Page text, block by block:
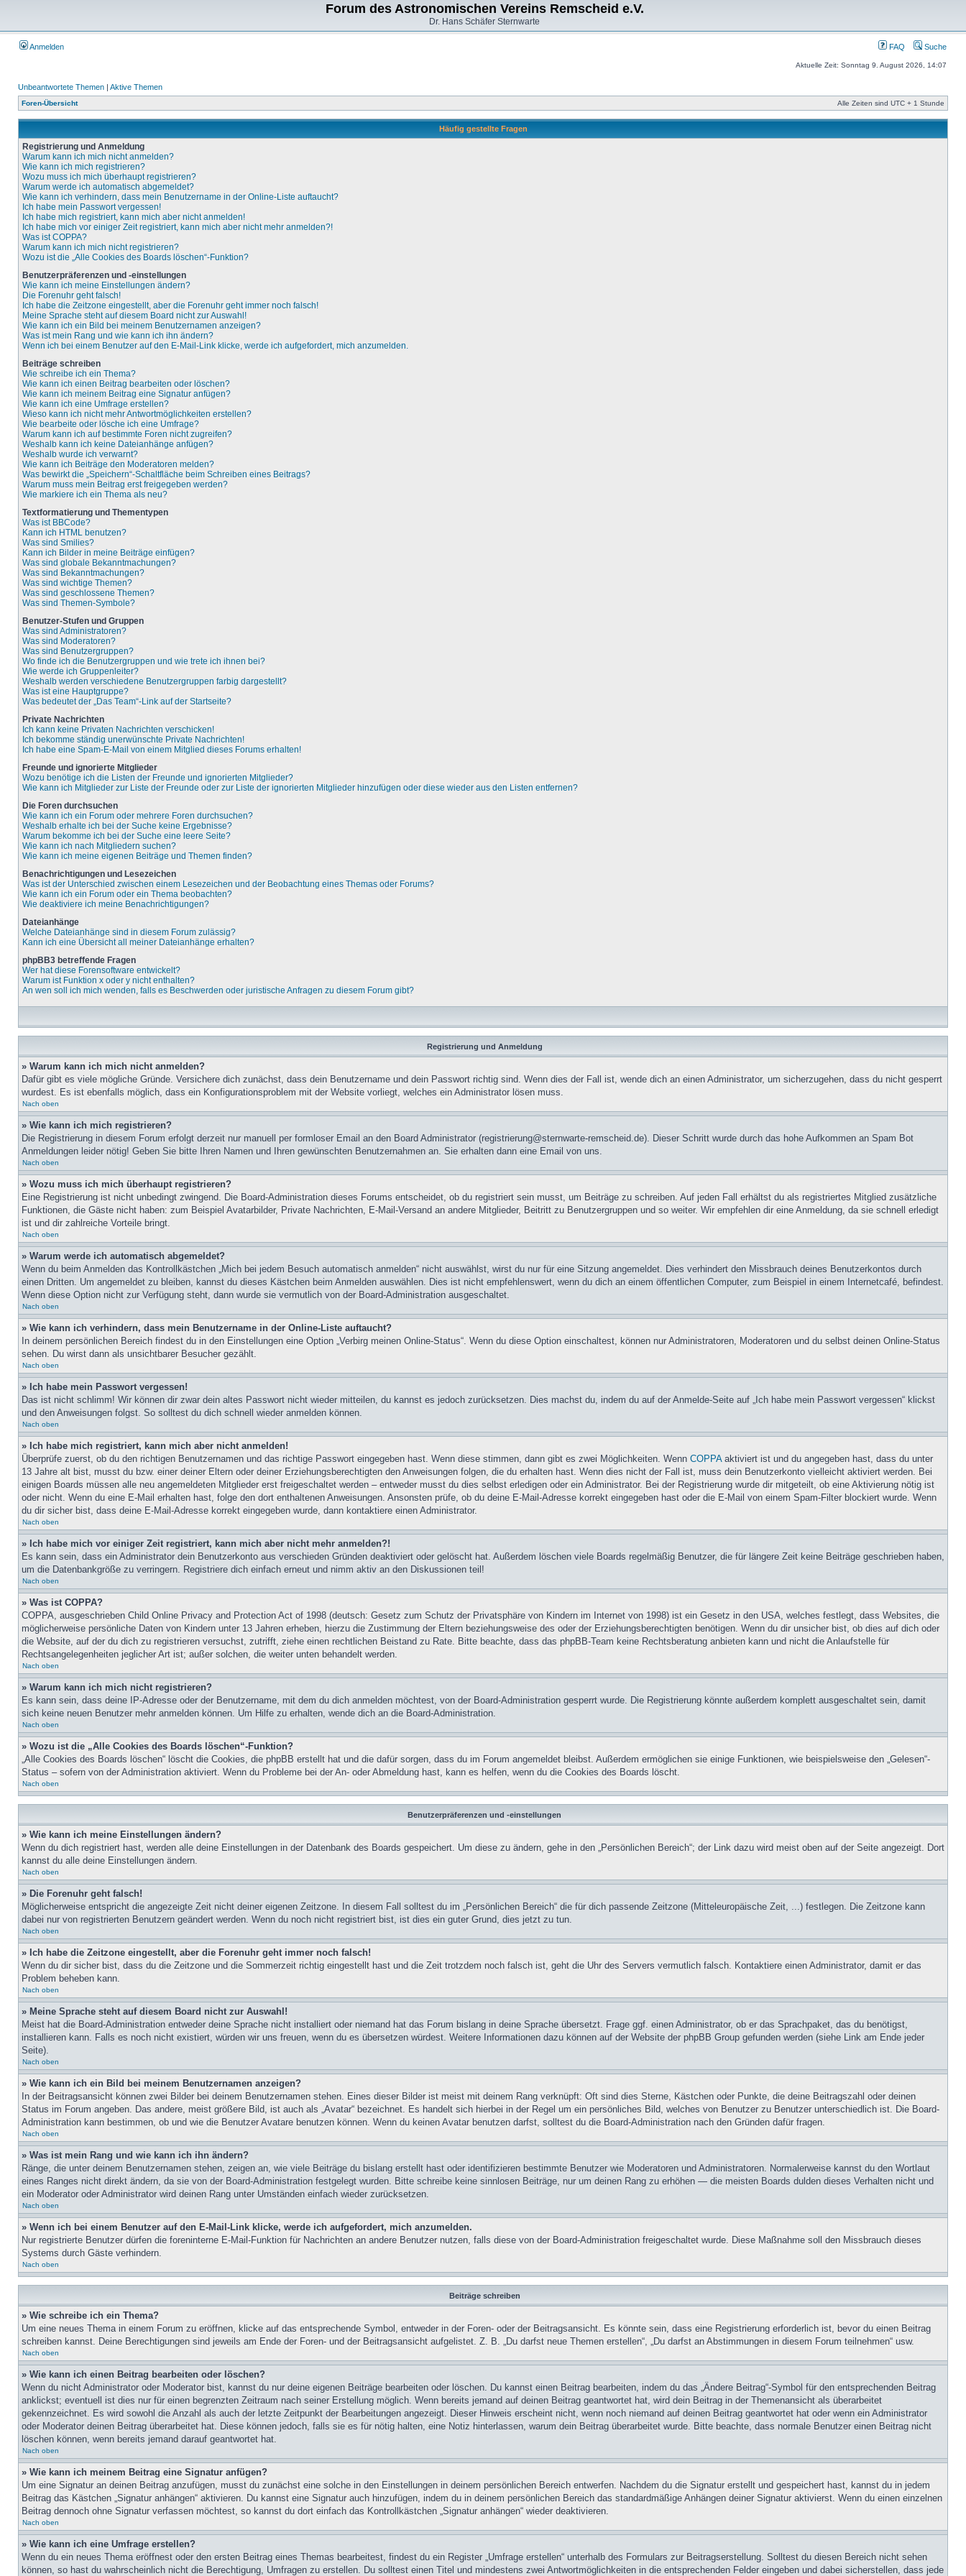
Forum des Astronomischen Vereins Remscheid e.V.
Dr. Hans Schäfer Sternwarte
Anmelden FAQ Suche
Aktuelle Zeit: Sonntag 9. August 2026, 14:07
Unbeantwortete Themen | Aktive Themen
Foren-Übersicht Alle Zeiten sind UTC + 1 Stunde
Häufig gestellte Fragen
Registrierung und Anmeldung
Warum kann ich mich nicht anmelden?
Wie kann ich mich registrieren?
Wozu muss ich mich überhaupt registrieren?
Warum werde ich automatisch abgemeldet?
Wie kann ich verhindern, dass mein Benutzername in der Online-Liste auftaucht?
Ich habe mein Passwort vergessen!
Ich habe mich registriert, kann mich aber nicht anmelden!
Ich habe mich vor einiger Zeit registriert, kann mich aber nicht mehr anmelden?!
Was ist COPPA?
Warum kann ich mich nicht registrieren?
Wozu ist die „Alle Cookies des Boards löschen“-Funktion?
Benutzerpräferenzen und -einstellungen
Wie kann ich meine Einstellungen ändern?
Die Forenuhr geht falsch!
Ich habe die Zeitzone eingestellt, aber die Forenuhr geht immer noch falsch!
Meine Sprache steht auf diesem Board nicht zur Auswahl!
Wie kann ich ein Bild bei meinem Benutzernamen anzeigen?
Was ist mein Rang und wie kann ich ihn ändern?
Wenn ich bei einem Benutzer auf den E-Mail-Link klicke, werde ich aufgefordert, mich anzumelden.
Beiträge schreiben
Wie schreibe ich ein Thema?
Wie kann ich einen Beitrag bearbeiten oder löschen?
Wie kann ich meinem Beitrag eine Signatur anfügen?
Wie kann ich eine Umfrage erstellen?
Wieso kann ich nicht mehr Antwortmöglichkeiten erstellen?
Wie bearbeite oder lösche ich eine Umfrage?
Warum kann ich auf bestimmte Foren nicht zugreifen?
Weshalb kann ich keine Dateianhänge anfügen?
Weshalb wurde ich verwarnt?
Wie kann ich Beiträge den Moderatoren melden?
Was bewirkt die „Speichern“-Schaltfläche beim Schreiben eines Beitrags?
Warum muss mein Beitrag erst freigegeben werden?
Wie markiere ich ein Thema als neu?
Textformatierung und Thementypen
Was ist BBCode?
Kann ich HTML benutzen?
Was sind Smilies?
Kann ich Bilder in meine Beiträge einfügen?
Was sind globale Bekanntmachungen?
Was sind Bekanntmachungen?
Was sind wichtige Themen?
Was sind geschlossene Themen?
Was sind Themen-Symbole?
Benutzer-Stufen und Gruppen
Was sind Administratoren?
Was sind Moderatoren?
Was sind Benutzergruppen?
Wo finde ich die Benutzergruppen und wie trete ich ihnen bei?
Wie werde ich Gruppenleiter?
Weshalb werden verschiedene Benutzergruppen farbig dargestellt?
Was ist eine Hauptgruppe?
Was bedeutet der „Das Team“-Link auf der Startseite?
Private Nachrichten
Ich kann keine Privaten Nachrichten verschicken!
Ich bekomme ständig unerwünschte Private Nachrichten!
Ich habe eine Spam-E-Mail von einem Mitglied dieses Forums erhalten!
Freunde und ignorierte Mitglieder
Wozu benötige ich die Listen der Freunde und ignorierten Mitglieder?
Wie kann ich Mitglieder zur Liste der Freunde oder zur Liste der ignorierten Mitglieder hinzufügen oder diese wieder aus den Listen entfernen?
Die Foren durchsuchen
Wie kann ich ein Forum oder mehrere Foren durchsuchen?
Weshalb erhalte ich bei der Suche keine Ergebnisse?
Warum bekomme ich bei der Suche eine leere Seite?
Wie kann ich nach Mitgliedern suchen?
Wie kann ich meine eigenen Beiträge und Themen finden?
Benachrichtigungen und Lesezeichen
Was ist der Unterschied zwischen einem Lesezeichen und der Beobachtung eines Themas oder Forums?
Wie kann ich ein Forum oder ein Thema beobachten?
Wie deaktiviere ich meine Benachrichtigungen?
Dateianhänge
Welche Dateianhänge sind in diesem Forum zulässig?
Kann ich eine Übersicht all meiner Dateianhänge erhalten?
phpBB3 betreffende Fragen
Wer hat diese Forensoftware entwickelt?
Warum ist Funktion x oder y nicht enthalten?
An wen soll ich mich wenden, falls es Beschwerden oder juristische Anfragen zu diesem Forum gibt?
Registrierung und Anmeldung
» Warum kann ich mich nicht anmelden?
Dafür gibt es viele mögliche Gründe. Versichere dich zunächst, dass dein Benutzername und dein Passwort richtig sind. Wenn dies der Fall ist, wende dich an einen Administrator, um sicherzugehen, dass du nicht gesperrt
wurdest. Es ist ebenfalls möglich, dass ein Konfigurationsproblem mit der Website vorliegt, welches ein Administrator lösen muss.
Nach oben
» Wie kann ich mich registrieren?
Die Registrierung in diesem Forum erfolgt derzeit nur manuell per formloser Email an den Board Administrator (registrierung@sternwarte-remscheid.de). Dieser Schritt wurde durch das hohe Aufkommen an Spam Bot
Anmeldungen leider nötig! Geben Sie bitte Ihren Namen und Ihren gewünschten Benutzernahmen an. Sie erhalten dann eine Email von uns.
Nach oben
» Wozu muss ich mich überhaupt registrieren?
Eine Registrierung ist nicht unbedingt zwingend. Die Board-Administration dieses Forums entscheidet, ob du registriert sein musst, um Beiträge zu schreiben. Auf jeden Fall erhältst du als registriertes Mitglied zusätzliche
Funktionen, die Gäste nicht haben: zum Beispiel Avatarbilder, Private Nachrichten, E-Mail-Versand an andere Mitglieder, Beitritt zu Benutzergruppen und so weiter. Wir empfehlen dir eine Anmeldung, da sie schnell erledigt
ist und dir zahlreiche Vorteile bringt.
Nach oben
» Warum werde ich automatisch abgemeldet?
Wenn du beim Anmelden das Kontrollkästchen „Mich bei jedem Besuch automatisch anmelden“ nicht auswählst, wirst du nur für eine Sitzung angemeldet. Dies verhindert den Missbrauch deines Benutzerkontos durch
einen Dritten. Um angemeldet zu bleiben, kannst du dieses Kästchen beim Anmelden auswählen. Dies ist nicht empfehlenswert, wenn du dich an einem öffentlichen Computer, zum Beispiel in einem Internetcafé, befindest.
Wenn diese Option nicht zur Verfügung steht, dann wurde sie vermutlich von der Board-Administration ausgeschaltet.
Nach oben
» Wie kann ich verhindern, dass mein Benutzername in der Online-Liste auftaucht?
In deinem persönlichen Bereich findest du in den Einstellungen eine Option „Verbirg meinen Online-Status“. Wenn du diese Option einschaltest, können nur Administratoren, Moderatoren und du selbst deinen Online-Status
sehen. Du wirst dann als unsichtbarer Besucher gezählt.
Nach oben
» Ich habe mein Passwort vergessen!
Das ist nicht schlimm! Wir können dir zwar dein altes Passwort nicht wieder mitteilen, du kannst es jedoch zurücksetzen. Dies machst du, indem du auf der Anmelde-Seite auf „Ich habe mein Passwort vergessen“ klickst
und den Anweisungen folgst. So solltest du dich schnell wieder anmelden können.
Nach oben
» Ich habe mich registriert, kann mich aber nicht anmelden!
Überprüfe zuerst, ob du den richtigen Benutzernamen und das richtige Passwort eingegeben hast. Wenn diese stimmen, dann gibt es zwei Möglichkeiten. Wenn COPPAaktiviert ist und du angegeben hast, dass du unter
13 Jahre alt bist, musst du bzw. einer deiner Eltern oder deiner Erziehungsberechtigten den Anweisungen folgen, die du erhalten hast. Wenn dies nicht der Fall ist, muss dein Benutzerkonto vielleicht aktiviert werden. Bei
einigen Boards müssen alle neu angemeldeten Mitglieder erst freigeschaltet werden – entweder musst du dies selbst erledigen oder ein Administrator. Bei der Registrierung wurde dir mitgeteilt, ob eine Aktivierung nötig ist
oder nicht. Wenn du eine E-Mail erhalten hast, folge den dort enthaltenen Anweisungen. Ansonsten prüfe, ob du deine E-Mail-Adresse korrekt eingegeben hast oder die E-Mail von einem Spam-Filter blockiert wurde. Wenn
du dir sicher bist, dass deine E-Mail-Adresse korrekt eingegeben wurde, dann kontaktiere einen Administrator.
Nach oben
» Ich habe mich vor einiger Zeit registriert, kann mich aber nicht mehr anmelden?!
Es kann sein, dass ein Administrator dein Benutzerkonto aus verschieden Gründen deaktiviert oder gelöscht hat. Außerdem löschen viele Boards regelmäßig Benutzer, die für längere Zeit keine Beiträge geschrieben haben,
um die Datenbankgröße zu verringern. Registriere dich einfach erneut und nimm aktiv an den Diskussionen teil!
Nach oben
» Was ist COPPA?
COPPA, ausgeschrieben Child Online Privacy and Protection Act of 1998 (deutsch: Gesetz zum Schutz der Privatsphäre von Kindern im Internet von 1998) ist ein Gesetz in den USA, welches festlegt, dass Websites, die
möglicherweise persönliche Daten von Kindern unter 13 Jahren erheben, hierzu die Zustimmung der Eltern beziehungsweise des oder der Erziehungsberechtigten benötigen. Wenn du dir unsicher bist, ob dies auf dich oder
die Website, auf der du dich zu registrieren versuchst, zutrifft, ziehe einen rechtlichen Beistand zu Rate. Bitte beachte, dass das phpBB-Team keine Rechtsberatung anbieten kann und nicht die Anlaufstelle für
Rechtsangelegenheiten jeglicher Art ist; außer solchen, die weiter unten behandelt werden.
Nach oben
» Warum kann ich mich nicht registrieren?
Es kann sein, dass deine IP-Adresse oder der Benutzername, mit dem du dich anmelden möchtest, von der Board-Administration gesperrt wurde. Die Registrierung könnte außerdem komplett ausgeschaltet sein, damit
sich keine neuen Benutzer mehr anmelden können. Um Hilfe zu erhalten, wende dich an die Board-Administration.
Nach oben
» Wozu ist die „Alle Cookies des Boards löschen“-Funktion?
„Alle Cookies des Boards löschen“ löscht die Cookies, die phpBB erstellt hat und die dafür sorgen, dass du im Forum angemeldet bleibst. Außerdem ermöglichen sie einige Funktionen, wie beispielsweise den „Gelesen“-
Status – sofern von der Administration aktiviert. Wenn du Probleme bei der An- oder Abmeldung hast, kann es helfen, wenn du die Cookies des Boards löscht.
Nach oben
Benutzerpräferenzen und -einstellungen
» Wie kann ich meine Einstellungen ändern?
Wenn du dich registriert hast, werden alle deine Einstellungen in der Datenbank des Boards gespeichert. Um diese zu ändern, gehe in den „Persönlichen Bereich“; der Link dazu wird meist oben auf der Seite angezeigt. Dort
kannst du alle deine Einstellungen ändern.
Nach oben
» Die Forenuhr geht falsch!
Möglicherweise entspricht die angezeigte Zeit nicht deiner eigenen Zeitzone. In diesem Fall solltest du im „Persönlichen Bereich“ die für dich passende Zeitzone (Mitteleuropäische Zeit, ...) festlegen. Die Zeitzone kann
dabei nur von registrierten Benutzern geändert werden. Wenn du noch nicht registriert bist, ist dies ein guter Grund, dies jetzt zu tun.
Nach oben
» Ich habe die Zeitzone eingestellt, aber die Forenuhr geht immer noch falsch!
Wenn du dir sicher bist, dass du die Zeitzone und die Sommerzeit richtig eingestellt hast und die Zeit trotzdem noch falsch ist, geht die Uhr des Servers vermutlich falsch. Kontaktiere einen Administrator, damit er das
Problem beheben kann.
Nach oben
» Meine Sprache steht auf diesem Board nicht zur Auswahl!
Meist hat die Board-Administration entweder deine Sprache nicht installiert oder niemand hat das Forum bislang in deine Sprache übersetzt. Frage ggf. einen Administrator, ob er das Sprachpaket, das du benötigst,
installieren kann. Falls es noch nicht existiert, würden wir uns freuen, wenn du es übersetzen würdest. Weitere Informationen dazu können auf der Website der phpBB Group gefunden werden (siehe Link am Ende jeder
Seite).
Nach oben
» Wie kann ich ein Bild bei meinem Benutzernamen anzeigen?
In der Beitragsansicht können zwei Bilder bei deinem Benutzernamen stehen. Eines dieser Bilder ist meist mit deinem Rang verknüpft: Oft sind dies Sterne, Kästchen oder Punkte, die deine Beitragszahl oder deinen
Status im Forum angeben. Das andere, meist größere Bild, ist auch als „Avatar“ bezeichnet. Es handelt sich hierbei in der Regel um ein persönliches Bild, welches von Benutzer zu Benutzer unterschiedlich ist. Die Board-
Administration kann bestimmen, ob und wie die Benutzer Avatare benutzen können. Wenn du keinen Avatar benutzen darfst, solltest du die Board-Administration nach den Gründen dafür fragen.
Nach oben
» Was ist mein Rang und wie kann ich ihn ändern?
Ränge, die unter deinem Benutzernamen stehen, zeigen an, wie viele Beiträge du bislang erstellt hast oder identifizieren bestimmte Benutzer wie Moderatoren und Administratoren. Normalerweise kannst du den Wortlaut
eines Ranges nicht direkt ändern, da sie von der Board-Administration festgelegt wurden. Bitte schreibe keine sinnlosen Beiträge, nur um deinen Rang zu erhöhen — die meisten Boards dulden dieses Verhalten nicht und
ein Moderator oder Administrator wird deinen Rang unter Umständen einfach wieder zurücksetzen.
Nach oben
» Wenn ich bei einem Benutzer auf den E-Mail-Link klicke, werde ich aufgefordert, mich anzumelden.
Nur registrierte Benutzer dürfen die foreninterne E-Mail-Funktion für Nachrichten an andere Benutzer nutzen, falls diese von der Board-Administration freigeschaltet wurde. Diese Maßnahme soll den Missbrauch dieses
Systems durch Gäste verhindern.
Nach oben
Beiträge schreiben
» Wie schreibe ich ein Thema?
Um eine neues Thema in einem Forum zu eröffnen, klicke auf das entsprechende Symbol, entweder in der Foren- oder der Beitragsansicht. Es könnte sein, dass eine Registrierung erforderlich ist, bevor du einen Beitrag
schreiben kannst. Deine Berechtigungen sind jeweils am Ende der Foren- und der Beitragsansicht aufgelistet. Z. B. „Du darfst neue Themen erstellen“, „Du darfst an Abstimmungen in diesem Forum teilnehmen“ usw.
Nach oben
» Wie kann ich einen Beitrag bearbeiten oder löschen?
Wenn du nicht Administrator oder Moderator bist, kannst du nur deine eigenen Beiträge bearbeiten oder löschen. Du kannst einen Beitrag bearbeiten, indem du das „Ändere Beitrag“-Symbol für den entsprechenden Beitrag
anklickst; eventuell ist dies nur für einen begrenzten Zeitraum nach seiner Erstellung möglich. Wenn bereits jemand auf deinen Beitrag geantwortet hat, wird dein Beitrag in der Themenansicht als überarbeitet
gekennzeichnet. Es wird sowohl die Anzahl als auch der letzte Zeitpunkt der Bearbeitungen angezeigt. Dieser Hinweis erscheint nicht, wenn noch niemand auf deinen Beitrag geantwortet hat oder wenn ein Administrator
oder Moderator deinen Beitrag überarbeitet hat. Diese können jedoch, falls sie es für nötig halten, eine Notiz hinterlassen, warum dein Beitrag überarbeitet wurde. Bitte beachte, dass normale Benutzer einen Beitrag nicht
löschen können, wenn bereits jemand darauf geantwortet hat.
Nach oben
» Wie kann ich meinem Beitrag eine Signatur anfügen?
Um eine Signatur an deinen Beitrag anzufügen, musst du zunächst eine solche in den Einstellungen in deinem persönlichen Bereich entwerfen. Nachdem du die Signatur erstellt und gespeichert hast, kannst du in jedem
Beitrag das Kästchen „Signatur anhängen“ aktivieren. Du kannst eine Signatur auch hinzufügen, indem du in deinem persönlichen Bereich das standardmäßige Anhängen deiner Signatur aktivierst. Wenn du einen einzelnen
Beitrag dennoch ohne Signatur verfassen möchtest, so kannst du dort einfach das Kontrollkästchen „Signatur anhängen“ wieder deaktivieren.
Nach oben
» Wie kann ich eine Umfrage erstellen?
Wenn du ein neues Thema eröffnest oder den ersten Beitrag eines Themas bearbeitest, findest du ein Register „Umfrage erstellen“ unterhalb des Formulars zur Beitragserstellung. Solltest du diesen Bereich nicht sehen
können, so hast du wahrscheinlich nicht die Berechtigung, Umfragen zu erstellen. Du solltest einen Titel und mindestens zwei Antwortmöglichkeiten in die entsprechenden Felder eingeben und dabei sicherstellen, dass jede